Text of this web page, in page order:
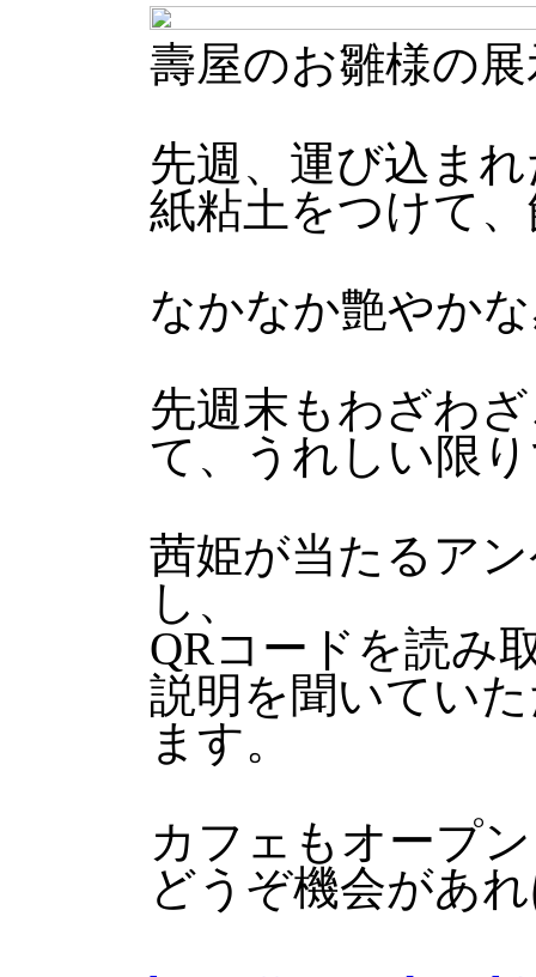
壽屋のお雛様の
先週、運び込ま
紙粘土をつけて
なかなか艶やか
先週末もわざわ
て、うれしい限
茜姫が当たるア
し、
QRコードを読み
説明を聞いてい
ます。
カフェもオープ
どうぞ機会があ